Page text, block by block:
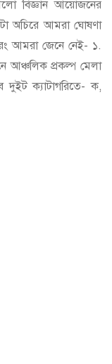
বিজ্ঞান আয়োজনের
অচিরে আমরা ঘোষণা
আমরা জেনে নেই- ১.
আঞ্চলিক প্রকল্প মেলা
দুইট ক্যাটাগরিতে- ক,